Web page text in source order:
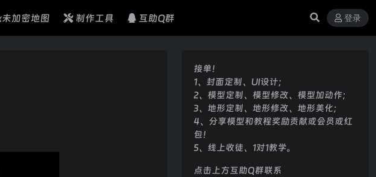
加密地图 制作工具 互助Q群 登录
接单！
1、封面定制、UI设计；
2、模型定制、模型修改、模型加动作；
3、地形定制、地形修改、地形美化；
4、分享模型和教程奖励贡献或会员或红
包！
5、线上收徒、1对1教学。
点击上方互助Q群联系